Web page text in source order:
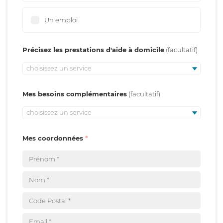
Un emploi
Précisez les prestations d'aide à domicile
choisissez un service
Mes besoins complémentaires
choisissez un service
Mes coordonnées